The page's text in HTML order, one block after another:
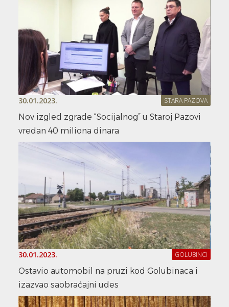
30.01.2023. STARA PAZOVA
Nov izgled zgrade “Socijalnog” u Staroj Pazovi
vredan 40 miliona dinara
30.01.2023. GOLUBINCI
Ostavio automobil na pruzi kod Golubinaca i
izazvao saobraćajni udes